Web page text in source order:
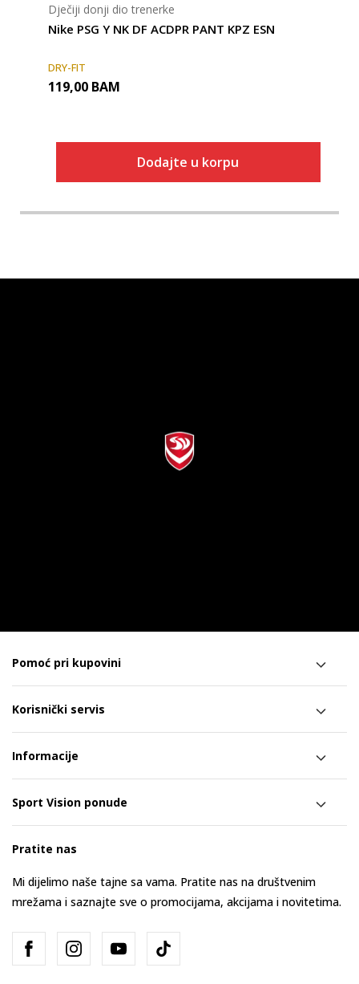
Nike PSG Y NK DF ACDPR PANT KPZ ESN
Dječiji donji dio trenerke
DRY-FIT
119,00 BAM
Dodajte u korpu
Pomoć pri kupovini
Korisnički servis
Informacije
Sport Vision ponude
Pratite nas
Mi dijelimo naše tajne sa vama. Pratite nas na društvenim
mrežama i saznajte sve o promocijama, akcijama i novitetima.